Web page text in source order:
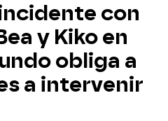
con
y Kiko en
obliga a
a intervenir